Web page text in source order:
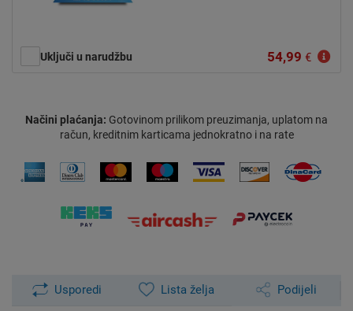
Uključi u narudžbu 54,99 €
Načini plaćanja: Gotovinom prilikom preuzimanja, uplatom na
račun, kreditnim karticama jednokratno i na rate
Usporedi Lista želja Podijeli